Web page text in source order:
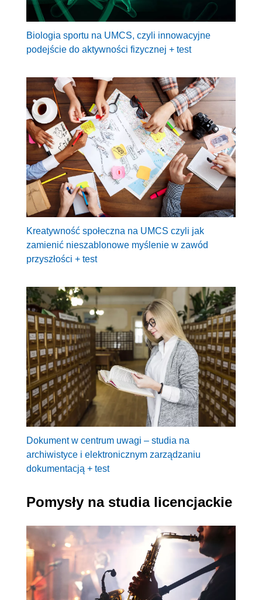
Biologia sportu na UMCS, czyli innowacyjne
podejście do aktywności fizycznej + test
Kreatywność społeczna na UMCS czyli jak
zamienić nieszablonowe myślenie w zawód
przyszłości + test
Dokument w centrum uwagi – studia na
archiwistyce i elektronicznym zarządzaniu
dokumentacją + test
Pomysły na studia licencjackie